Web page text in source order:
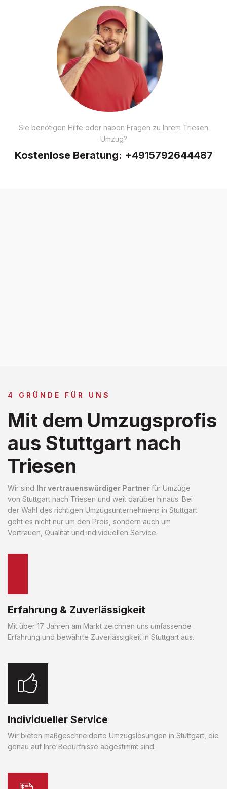
Sie benötigen Hilfe oder haben Fragen zu Ihrem Triesen
Umzug?
Kostenlose Beratung: +4915792644487
4 GRÜNDE FÜR UNS
Mit dem Umzugsprofis
aus Stuttgart nach
Triesen
Wir sind Ihr vertrauenswürdiger Partnerfür Umzüge
von Stuttgart nach Triesen und weit darüber hinaus. Bei
der Wahl des richtigen Umzugsunternehmens in Stuttgart
geht es nicht nur um den Preis, sondern auch um
Vertrauen, Qualität und individuellen Service.
Erfahrung & Zuverlässigkeit
Mit über 17 Jahren am Markt zeichnen uns umfassende
Erfahrung und bewährte Zuverlässigkeit in Stuttgart aus.
Individueller Service
Wir bieten maßgeschneiderte Umzugslösungen in Stuttgart, die
genau auf Ihre Bedürfnisse abgestimmt sind.